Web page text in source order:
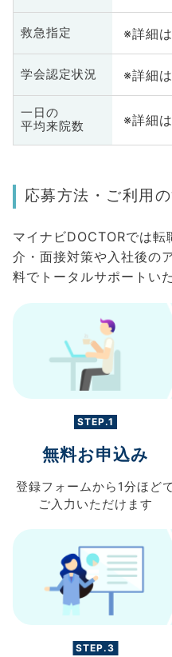
救急指定 ※詳細
学会認定状況 ※詳細
一日の
平均来院数
※詳細
応募方法・ご利用
マイナビDOCTORでは
介・面接対策や入社後の
料でトータルサポートい
STEP.1
無料お申込み
登録フォームから 1分ほど
ご入力 いただけます
STEP.3